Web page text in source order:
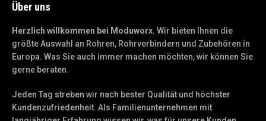
Über uns
Herzlich willkommen bei Moduworx. Wir bieten Ihnen die
größte Auswahl an Rohren, Rohrverbindern und Zubehören in
Europa. Was Sie auch immer machen möchten, wir können Sie
gerne beraten.
Jeden Tag streben wir nach bester Qualität und höchster
Kundenzufriedenheit. Als Familienunternehmen mit